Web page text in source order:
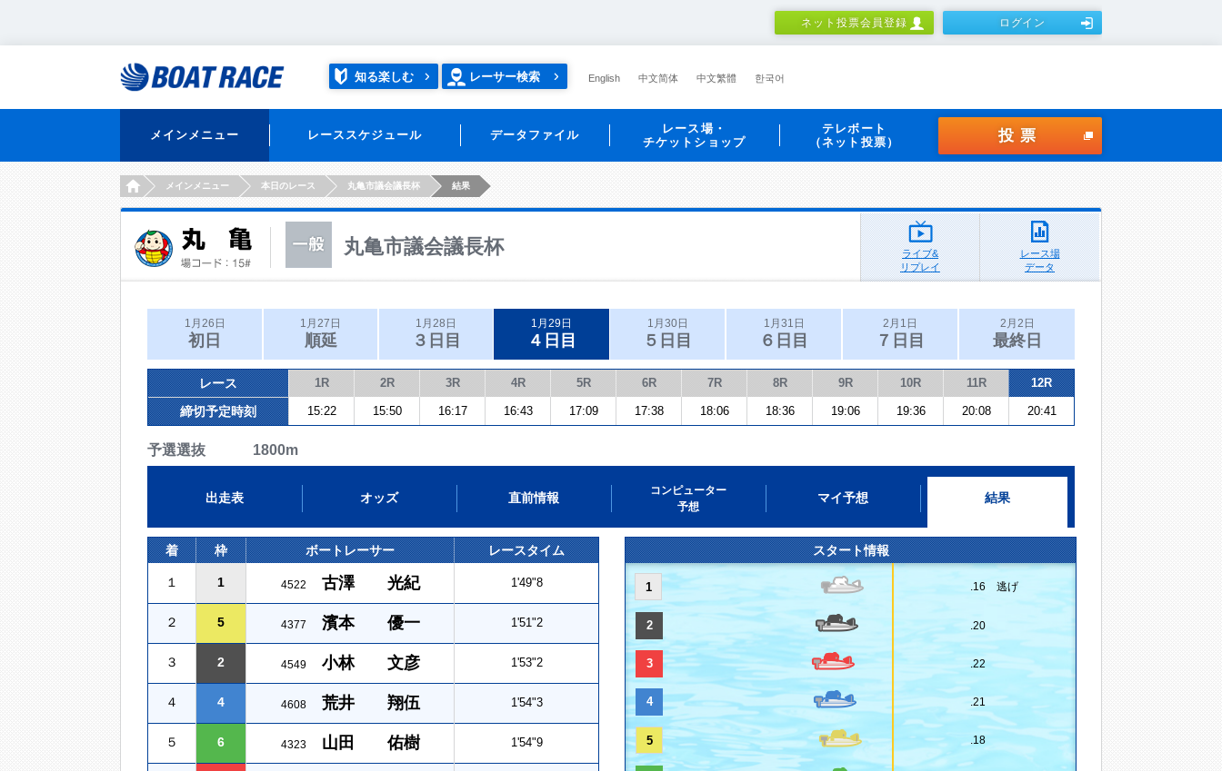
ネット投票会員登録 ログイン
知る楽しむ レーサー検索 English 中文简体 中文繁體 한국어
メインメニュー レーススケジュール データファイル
レース場・
チケットショップ
テレボート
（ネット投票）
投票
HOMEメインメニュー 本日のレース 丸亀市議会議長杯 結果
丸亀市議会議長杯
ライブ&
リプレイ
レース場
データ
1月26日
初日
1月27日
順延
1月28日
３日目
1月29日
４日目
1月30日
５日目
1月31日
６日目
2月1日
７日目
2月2日
最終日
レース 1R 2R 3R 4R 5R 6R 7R 8R 9R 10R 11R 12R
締切予定時刻 15:22 15:50 16:17 16:43 17:09 17:38 18:06 18:36 19:06 19:36 20:08 20:41
予選選抜 1800m
出走表 オッズ 直前情報
コンピューター
予想
マイ予想 結果
着 枠 ボートレーサー レースタイム
１ 1 4522 古澤 光紀 1'49"8
２ 5 4377 濱本 優一 1'51"2
３ 2 4549 小林 文彦 1'53"2
４ 4 4608 荒井 翔伍 1'54"3
５ 6 4323 山田 佑樹 1'54"9
スタート情報
1 .16 逃げ
2 .20
3 .22
4 .21
5 .18